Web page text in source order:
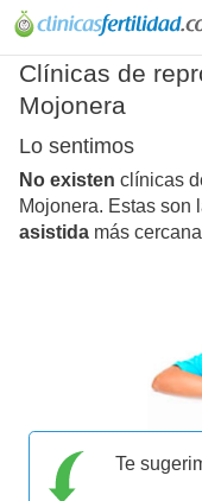
Clínicas de
Mojonera
Lo sentimos
No existen clínicas
Mojonera. Estas son
asistida más
Te